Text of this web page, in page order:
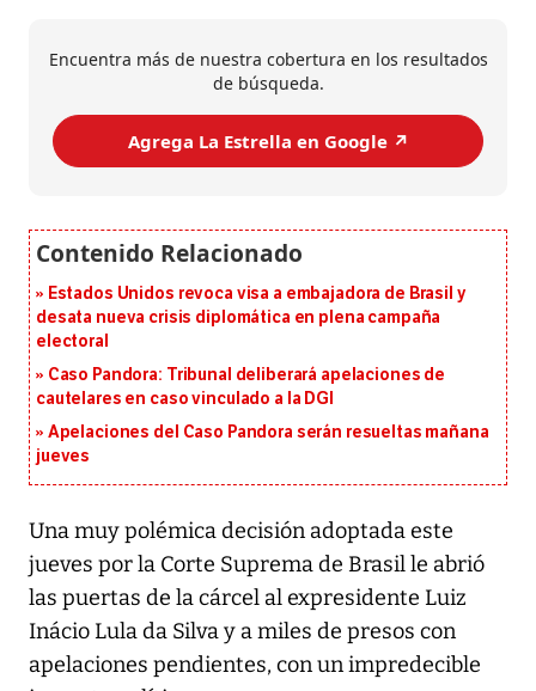
Encuentra más de nuestra cobertura en los resultados
de búsqueda.
Agrega La Estrella en Google ↗️
Estados Unidos revoca visa a embajadora de Brasil y
desata nueva crisis diplomática en plena campaña
electoral
Caso Pandora: Tribunal deliberará apelaciones de
cautelares en caso vinculado a la DGI
Apelaciones del Caso Pandora serán resueltas mañana
jueves
Una muy polémica decisión adoptada este
jueves por la Corte Suprema de Brasil le abrió
las puertas de la cárcel al expresidente Luiz
Inácio Lula da Silva y a miles de presos con
apelaciones pendientes, con un impredecible